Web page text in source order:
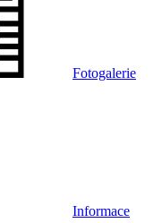
Fotogalerie
Informace